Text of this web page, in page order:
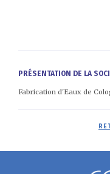
PRÉSENTATION DE LA
Fabrication d'Eaux de